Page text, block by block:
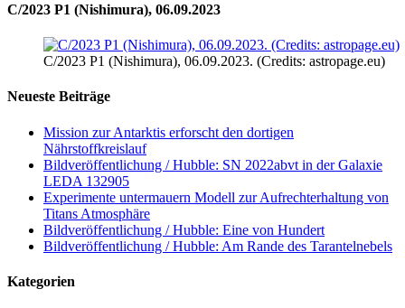
C/2023 P1 (Nishimura), 06.09.2023
C/2023 P1 (Nishimura), 06.09.2023. (Credits: astropage.eu)
Neueste Beiträge
Mission zur Antarktis erforscht den dortigen
Nährstoffkreislauf
Bildveröffentlichung / Hubble: SN 2022abvt in der Galaxie
LEDA 132905
Experimente untermauern Modell zur Aufrechterhaltung von
Titans Atmosphäre
Bildveröffentlichung / Hubble: Eine von Hundert
Bildveröffentlichung / Hubble: Am Rande des Tarantelnebels
Kategorien